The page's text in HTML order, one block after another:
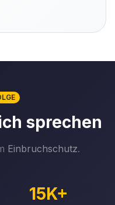
sprechen
Einbruchschutz.
15K+